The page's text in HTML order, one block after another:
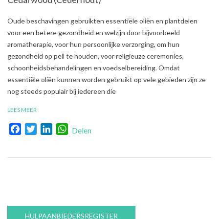
2021-
07-
05
Oude beschavingen gebruikten essentiële oliën en plantdelen
voor een betere gezondheid en welzijn door bijvoorbeeld
aromatherapie, voor hun persoonlijke verzorging, om hun
gezondheid op peil te houden, voor religieuze ceremonies,
schoonheidsbehandelingen en voedselbereiding. Omdat
essentiële oliën kunnen worden gebruikt op vele gebieden zijn ze
nog steeds populair bij iedereen die
LEES MEER
FacebookTwitterLinkedInWhatsApp
Delen
HULPAANBIEDERSREGISTER